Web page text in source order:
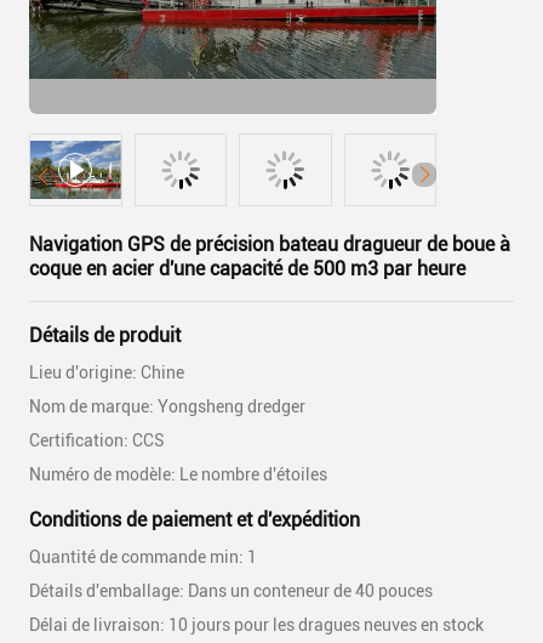
Navigation GPS de précision bateau dragueur de boue à
coque en acier d'une capacité de 500 m3 par heure
Détails de produit
Lieu d'origine: Chine
Nom de marque: Yongsheng dredger
Certification: CCS
Numéro de modèle: Le nombre d'étoiles
Conditions de paiement et d'expédition
Quantité de commande min: 1
Détails d'emballage: Dans un conteneur de 40 pouces
Délai de livraison: 10 jours pour les dragues neuves en stock